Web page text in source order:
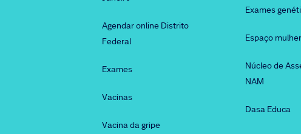
Agendar online Distrito
Federal
Exames
Vacinas
Vacina da gripe
Exames
Espaço mulher
Núcleo de
NAM
Dasa Educa